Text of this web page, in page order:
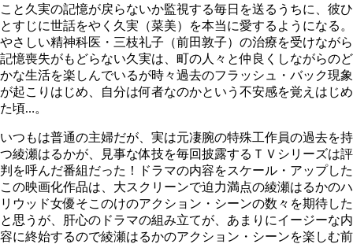
こと久実の記憶が戻らないか監視する毎日を送るうちに、彼ひ
とすじに世話をやく久実（菜美）を本当に愛するようになる。
やさしい精神科医・三枝礼子（前田敦子）の治療を受けながら
記憶喪失がもどらない久実は、町の人々と仲良くしながらのど
かな生活を楽しんでいるが時々過去のフラッシュ・バック現象
が起こりはじめ、自分は何者なのかという不安感を覚えはじめ
た頃…。
いつもは普通の主婦だが、実は元凄腕の特殊工作員の過去を持
つ綾瀬はるかが、見事な体技を毎回披露するＴＶシリーズは評
判を呼んだ番組だった！ドラマの内容をスケール・アップした
この映画化作品は、大スクリーンで迫力満点の綾瀬はるかのハ
リウッド女優そこのけのアクション・シーンの数々を期待した
と思うが、肝心のドラマの組み立てが、あまりにイージーな内
容に終始するので綾瀬はるかのアクション・シーンを楽しむ前